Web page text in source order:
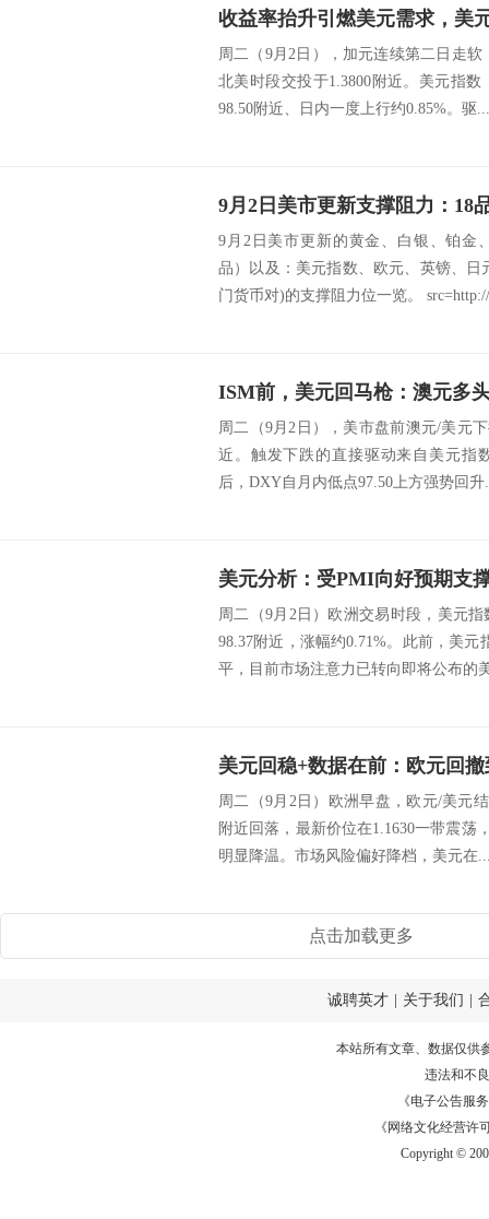
周二（9月2日），加元连续第二日走
北美时段交投于1.3800附近。美元指
98.50附近、日内一度上行约0.85%。驱...
9月2日美市更新的黄金、白银、铂金
品）以及：美元指数、欧元、英镑、
门货币对)的支撑阻力位一览。
ISM前，美元回马枪：澳元多
周二（9月2日），美市盘前澳元/美元
近。触发下跌的直接驱动来自美元
后，DXY自月内低点97.50上方强势回升
周二（9月2日）欧洲交易时段，美元
98.37附近，涨幅约0.71%。此前，美
平，目前市场注意力已转向即将公布的
美元回稳+数据在前：欧元回
周二（9月2日）欧洲早盘，欧元/美元
附近回落，最新价位在1.1630一带震荡
明显降温。市场风险偏好降档，美元在
点击加载更多
诚聘英才 关于我们
本站所有文章、数据仅供
违法和不
《电子公告服务
《网络文化经营许
Copyright ©